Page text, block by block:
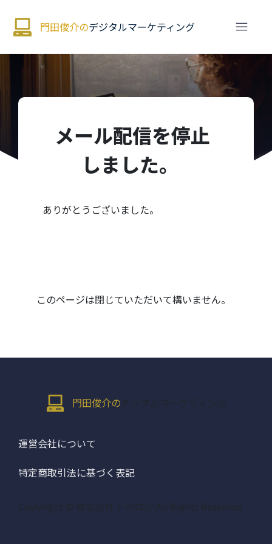
門田俊介のデジタルマーケティング
what can be done here
メール配信を停止
しました。
ありがとうございました。
このページは閉じていただいて構いません。
門田俊介の デジタルマーケティング
運営会社について
特定商取引法に基づく表記
Copyright © 株式会社トポロジ All Rights Reserved.